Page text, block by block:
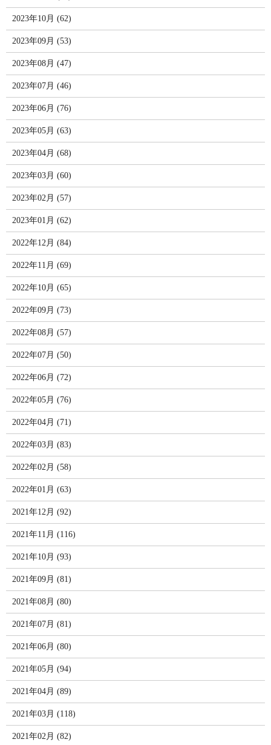
2023年10月 (62)
2023年09月 (53)
2023年08月 (47)
2023年07月 (46)
2023年06月 (76)
2023年05月 (63)
2023年04月 (68)
2023年03月 (60)
2023年02月 (57)
2023年01月 (62)
2022年12月 (84)
2022年11月 (69)
2022年10月 (65)
2022年09月 (73)
2022年08月 (57)
2022年07月 (50)
2022年06月 (72)
2022年05月 (76)
2022年04月 (71)
2022年03月 (83)
2022年02月 (58)
2022年01月 (63)
2021年12月 (92)
2021年11月 (116)
2021年10月 (93)
2021年09月 (81)
2021年08月 (80)
2021年07月 (81)
2021年06月 (80)
2021年05月 (94)
2021年04月 (89)
2021年03月 (118)
2021年02月 (82)